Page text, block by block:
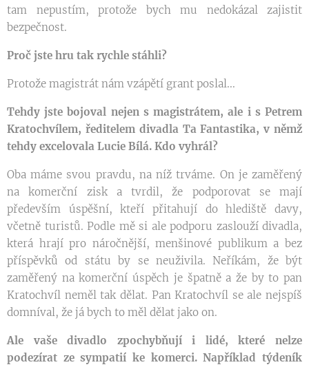
tam nepustím, protože bych mu nedokázal zajistit
bezpečnost.
Proč jste hru tak rychle stáhli?
Protože magistrát nám vzápětí grant poslal...
Tehdy jste bojoval nejen s magistrátem, ale i s Petrem
Kratochvílem, ředitelem divadla Ta Fantastika, v němž
tehdy excelovala Lucie Bílá. Kdo vyhrál?
Oba máme svou pravdu, na níž trváme. On je zaměřený
na komerční zisk a tvrdil, že podporovat se mají
především úspěšní, kteří přitahují do hlediště davy,
včetně turistů. Podle mě si ale podporu zaslouží divadla,
která hrají pro náročnější, menšinové publikum a bez
příspěvků od státu by se neuživila. Neříkám, že být
zaměřený na komerční úspěch je špatně a že by to pan
Kratochvíl neměl tak dělat. Pan Kratochvíl se ale nejspíš
domníval, že já bych to měl dělat jako on.
Ale vaše divadlo zpochybňují i lidé, které nelze
podezírat ze sympatií ke komerci. Například týdeník